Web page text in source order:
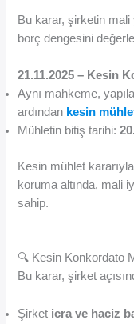
Bu karar, şirketin mali
borç dengesini
21.11.2025 – Kesin
Aynı mahkeme,
ardından kesin
Mühletin bitiş tarihi:
Kesin mühlet
koruma altında, mali
sahip.
🔍 Kesin Konkordato
Bu karar, şirket
Şirket icra ve haciz